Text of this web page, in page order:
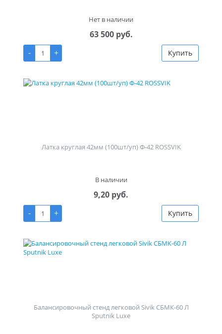
Нет в наличии
63 500 руб.
-
+ Купить
Латка круглая 42мм (100шт/уп) Ф-42 ROSSVIK
В наличии
9,20 руб.
-
+ Купить
Балансировочный стенд легковой Sivik СБМК-60 Л
Sputnik Luxe